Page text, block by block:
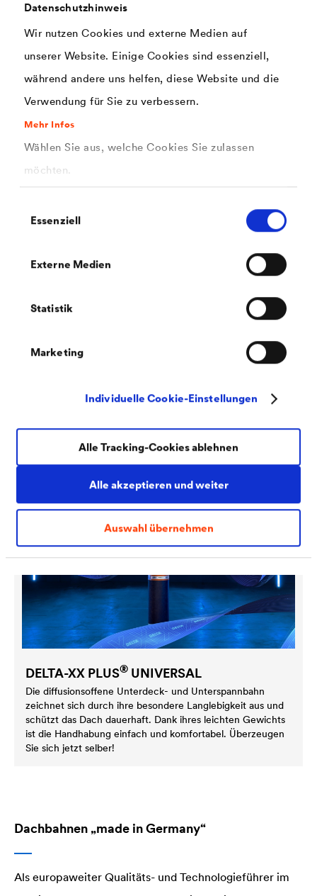
Datenschutzhinweis
Wir nutzen Cookies und externe Medien auf
unserer Website. Einige Cookies sind essenziell,
während andere uns helfen, diese Website und die
Verwendung für Sie zu verbessern.
Mehr Infos
Wählen Sie aus, welche Cookies Sie zulassen
möchten.
Essenziell
Externe Medien
Statistik
Marketing
Individuelle Cookie-Einstellungen
Alle akzeptieren und weiter
Auswahl übernehmen
Alle Tracking-Cookies ablehnen
DELTA-XX PLUS® STRONG
Ihre hohe Reißfestigkeit verdankt die diffusionsoffene Bahn
vor allem der Gewebeverstärkung. Witterungseinflüsse
können ihr nichts anhaben! Überzeugen Sie sich jetzt
-XX PLUS
Schichten ist die diffusionsoffene Unterdeck- und
DELTA-XX PLUS® UNIVERSAL
Die diffusionsoffene Unterdeck- und Unterspannbahn
zeichnet sich durch ihre besondere Langlebigkeit aus und
schützt das Dach dauerhaft. Dank ihres leichten Gewichts
ist die Handhabung einfach und komfortabel. Überzeugen
Sie sich jetzt selber!
Dachbahnen „made in Germany“
Als europaweiter Qualitäts- und Technologieführer im